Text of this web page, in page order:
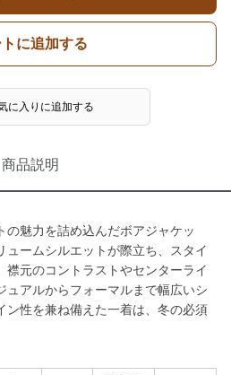
トに追加する
に入りに追加する
商品説明
の魅力を詰め込んだボアジャケッ
ュームシルエットが際立ち、スタイ
襟元のコントラストやセンターライ
ュアルからフォーマルまで幅広いシ
ン性を兼ね備えた一着は、冬の必須